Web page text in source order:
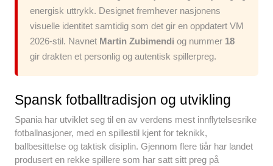
energisk uttrykk. Designet fremhever nasjonens
visuelle identitet samtidig som det gir en oppdatert VM
2026-stil. Navnet Martin Zubimendi og nummer 18
gir drakten et personlig og autentisk spillerpreg.
Spansk fotballtradisjon og utvikling
Spania har utviklet seg til en av verdens mest innflytelsesrike
fotballnasjoner, med en spillestil kjent for teknikk,
ballbesittelse og taktisk disiplin. Gjennom flere tiår har landet
produsert en rekke spillere som har satt sitt preg på